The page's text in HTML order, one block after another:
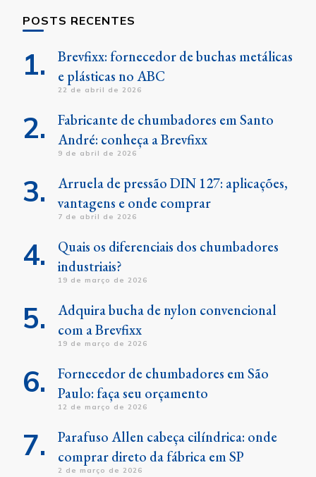
POSTS RECENTES
Brevfixx: fornecedor de buchas metálicas
e plásticas no ABC
22 de abril de 2026
Fabricante de chumbadores em Santo
André: conheça a Brevfixx
9 de abril de 2026
Arruela de pressão DIN 127: aplicações,
vantagens e onde comprar
7 de abril de 2026
Quais os diferenciais dos chumbadores
industriais?
19 de março de 2026
Adquira bucha de nylon convencional
com a Brevfixx
19 de março de 2026
Fornecedor de chumbadores em São
Paulo: faça seu orçamento
12 de março de 2026
Parafuso Allen cabeça cilíndrica: onde
comprar direto da fábrica em SP
2 de março de 2026